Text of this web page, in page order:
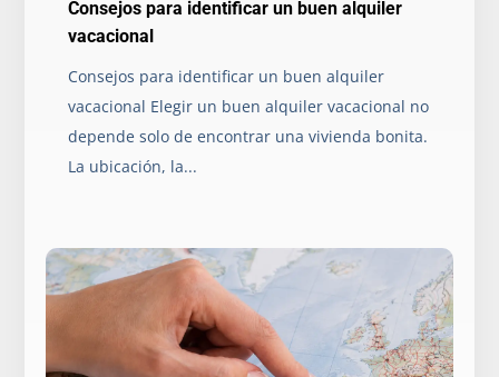
Consejos para identificar un buen alquiler
vacacional
Consejos para identificar un buen alquiler
vacacional Elegir un buen alquiler vacacional no
depende solo de encontrar una vivienda bonita.
La ubicación, la...